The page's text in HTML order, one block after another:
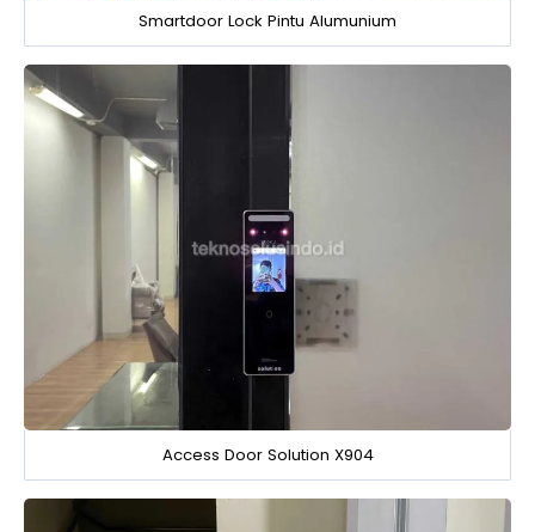
Smartdoor Lock Pintu Alumunium
Access Door Solution X904